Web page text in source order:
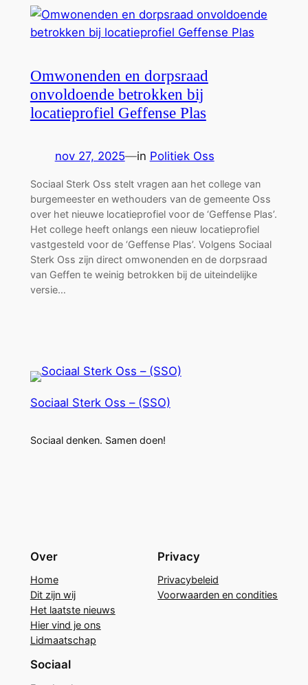
Omwonenden en dorpsraad
onvoldoende betrokken bij
locatieprofiel Geffense Plas
nov 27, 2025—in Politiek Oss
Sociaal Sterk Oss stelt vragen aan het college van
burgemeester en wethouders van de gemeente Oss
over het nieuwe locatieprofiel voor de ‘Geffense Plas’.
Het college heeft onlangs een nieuw locatieprofiel
vastgesteld voor de ‘Geffense Plas’. Volgens Sociaal
Sterk Oss zijn direct omwonenden en de dorpsraad
van Geffen te weinig betrokken bij de uiteindelijke
versie…
Sociaal Sterk Oss – (SSO)
Sociaal denken. Samen doen!
Over
Home
Dit zijn wij
Het laatste nieuws
Hier vind je ons
Lidmaatschap
Privacy
Privacybeleid
Voorwaarden en condities
Sociaal